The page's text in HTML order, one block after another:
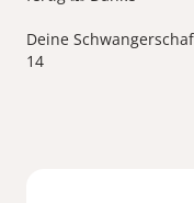
Deine